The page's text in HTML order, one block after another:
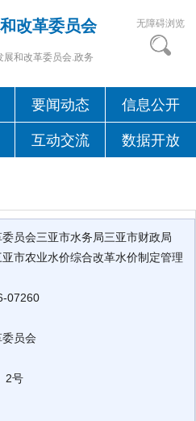
改革委员会
展和改革委员会.政务
无障碍浏览
要闻动态 信息公开
互动交流 数据开放
员会三亚市水务局三亚市财政局
市农业水价综合改革水价制定管理
07260
委员会
2号